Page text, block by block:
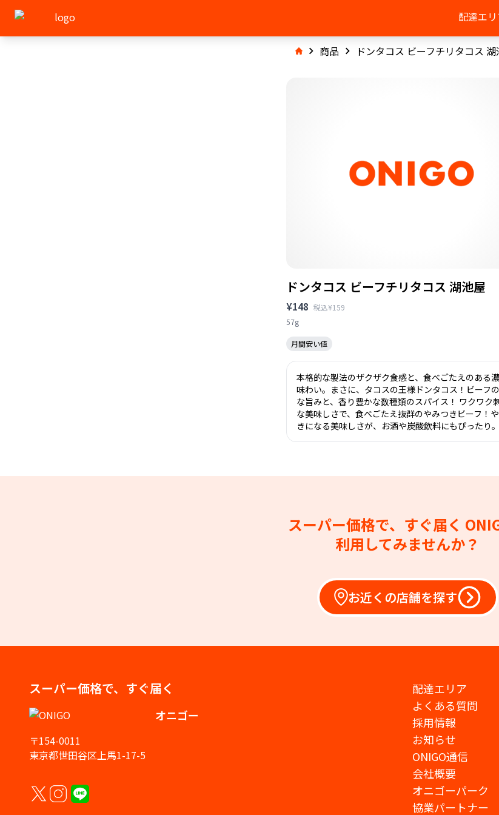
配達エ
商品 ドンタコス ビーフチリタコス 湖
ドンタコス ビーフチリタコス 湖池屋
¥148 税込¥159
57g
月間安い値
本格的な製法のザクザク食感と、食べごたえのある
味わい。まさに、タコスの王様ドンタコス！ビーフ
な旨みと、香り豊かな数種類のスパイス！ ワクワク
な美味しさで、食べごたえ抜群のやみつきビーフ！
きになる美味しさが、お酒や炭酸飲料にもぴったり。
スーパー価格で、すぐ届く
利用してみませんか？
お近くの店舗を探す
スーパー価格で、すぐ届く
オニゴー
〒154-0011
東京都世田谷区上馬1-17-5
配達エリア
よくある質問
採用情報
お知らせ
ONIGO通信
会社概要
オニゴーパーク
協業パートナー